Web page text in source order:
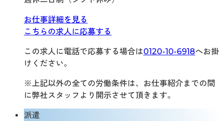
お仕事詳細を見る
こちらの求人に応募する
この求人に電話で応募する場合は0120-10-6918へお掛
けください。
※上記以外の全ての労働条件は、お仕事紹介までの間
に弊社スタッフより開示させて頂きます。
派遣